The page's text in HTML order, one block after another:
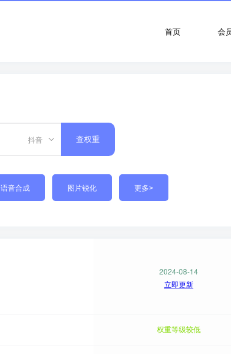
会
首页
抖音 查权重
语音合成 图片锐化 更多>
2024-08-14
立即更新
权重等级较低